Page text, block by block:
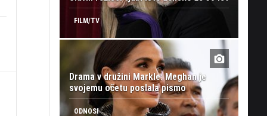
FILM/TV
Drama v družini Markle: Meghan je
svojemu očetu poslala pismo
ODNOSI